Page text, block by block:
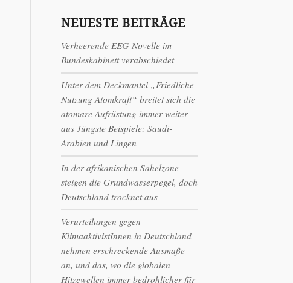
NEUESTE BEITRÄGE
Verheerende EEG-Novelle im
Bundeskabinett verabschiedet
Unter dem Deckmantel „Friedliche
Nutzung Atomkraft“ breitet sich die
atomare Aufrüstung immer weiter
aus Jüngste Beispiele: Saudi-
Arabien und Lingen
In der afrikanischen Sahelzone
steigen die Grundwasserpegel, doch
Deutschland trocknet aus
Verurteilungen gegen
KlimaaktivistInnen in Deutschland
nehmen erschreckende Ausmaße
an, und das, wo die globalen
Hitzewellen immer bedrohlicher für